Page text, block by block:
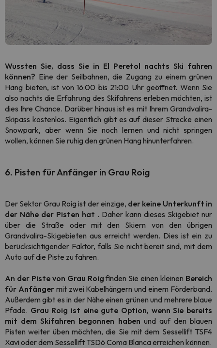
Wussten Sie, dass Sie in El Peretol nachts Ski fahren
können? Eine der Seilbahnen, die Zugang zu einem grünen
Hang bieten, ist von 16:00 bis 21:00 Uhr geöffnet. Wenn Sie
also nachts die Erfahrung des Skifahrens erleben möchten, ist
dies Ihre Chance. Darüber hinaus ist es mit Ihrem Grandvalira-
Skipass kostenlos. Eigentlich gibt es auf dieser Strecke einen
Snowpark, aber wenn Sie noch lernen und nicht springen
wollen, können Sie ruhig den grünen Hang hinunterfahren.
6. Pisten für Anfänger in Grau Roig
Der Sektor Grau Roig ist der einzige, der keine Unterkunft in
der Nähe der Pisten hat . Daher kann dieses Skigebiet nur
über die Straße oder mit den Skiern von den übrigen
Grandvalira-Skigebieten aus erreicht werden. Dies ist ein zu
berücksichtigender Faktor, falls Sie nicht bereit sind, mit dem
Auto auf die Piste zu fahren.
An der Piste von Grau Roigfinden Sie einen kleinen Bereich
für Anfängermit zwei Kabelhängern und einem Förderband.
Außerdem gibt es in der Nähe einen grünen und mehrere blaue
Pfade. Grau Roig ist eine gute Option, wenn Sie bereits
mit dem Skifahren begonnen haben und auf den blauen
Pisten weiter üben möchten, die Sie mit dem Sessellift TSF4
Xavi oder dem Sessellift TSD6 Coma Blanca erreichen können.